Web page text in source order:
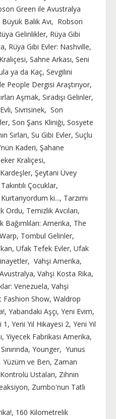
Green ile Avustralya
Balık Avı, Robson
Gelinlikler, Rüya Gibi
Rüya Gibi Evler: Nashville,
Sahne Arkası, Seni
ya da Kaç, Sevgilini
People Dergisi Araştırıyor,
Aşmak, Sıradışı Gelinler,
Evli, Sivrisinek, Son
Son Şans Kliniği, Sosyete
Sırları, Su Gibi Evler, Suçlu
Kaderi, Şahane
Kraliçesi,
Şeytani Üvey
Çocuklar,
ki..., Tarzımı
Temizlik Avcıları,
Bağımlıları: Amerika, The
Tombul Gelinler,
Ufak Tefek Evler, Ufak
Vahşi Amerika,
Vahşi Kosta Rika,
Venezuela, Vahşi
Fashion Show, Waldrop
Yabandaki Aşçı, Yeni Evim,
Yeni Yıl Hikayesi 2, Yeni Yıl
Yiyecek Fabrikası Amerika,
Younger, Yunus
Yüzüm ve Ben, Zaman
Kontrolü Ustaları, Zihnin
Zumbo'nun Tatlı
160 Kilometrelik